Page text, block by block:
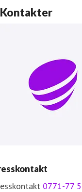
smartare och
Kontakter
0771-77